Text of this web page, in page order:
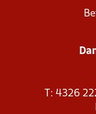
T: 4326